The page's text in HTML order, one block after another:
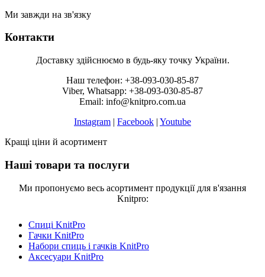
Ми завжди на зв'язку
Контакти
Доставку здійснюємо в будь-яку точку України.
Наш телефон: +38-093-030-85-87
Viber, Whatsapp: +38-093-030-85-87
Email: info@knitpro.com.ua
Instagram | Facebook | Youtube
Кращі ціни й асортимент
Наші товари та послуги
Ми пропонуємо весь асортимент продукції для в'язання
Knitpro:
Спиці KnitPro
Гачки KnitPro
Набори спиць і гачків KnitPro
Аксесуари KnitPro